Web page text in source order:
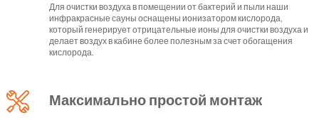
Для очистки воздуха в помещении от бактерий и пыли наши
инфракрасные сауны оснащены ионизатором кислорода,
который генерирует отрицательные ионы для очистки воздуха и
делает воздух в кабине более полезным за счет обогащения
кислорода.
Максимально простой монтаж